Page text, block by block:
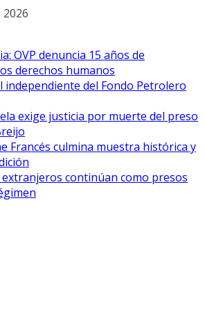
OVP denuncia 15 años de
derechos humanos
independiente del Fondo Petrolero
exige justicia por muerte del preso
Francés culmina muestra histórica y
extranjeros continúan como presos